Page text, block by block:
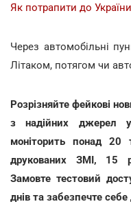
Як потрапити до
Через автомобільні
Літаком, потягом чи
Розрізняйте фейкові
з надійних
моніторить понад 20
друкованих ЗМІ, 15
Замовте тестовий
днів та забезпечте